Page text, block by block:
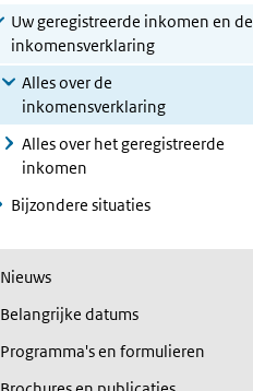
Uw geregistreerde inkomen en de
inkomensverklaring
Alles over de
inkomensverklaring
Alles over het geregistreerde
inkomen
Bijzondere situaties
Nieuws
Belangrijke datums
Programma's en formulieren